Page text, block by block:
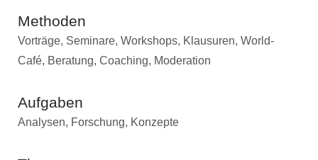
Methoden
Vorträge, Seminare, Workshops, Klausuren, World-
Café, Beratung, Coaching, Moderation
Aufgaben
Analysen, Forschung, Konzepte